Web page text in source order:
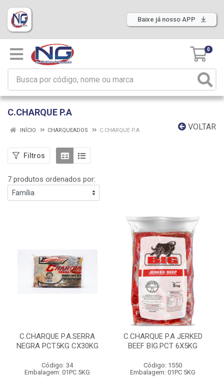
Baixe já nosso APP
0
C.CHARQUE P.A
VOLTAR
INÍCIO CHARQUEADOS C.CHARQUE P.A
Filtros
7 produtos ordenados por:
C.CHARQUE P.A.SERRA
NEGRA PCT5KG CX30KG
Código: 34
Embalagem: 01PC 5KG
C.CHARQUE P.A JERKED
BEEF BIG.PCT 6X5KG
Código: 1550
Embalagem: 01PC 5KG